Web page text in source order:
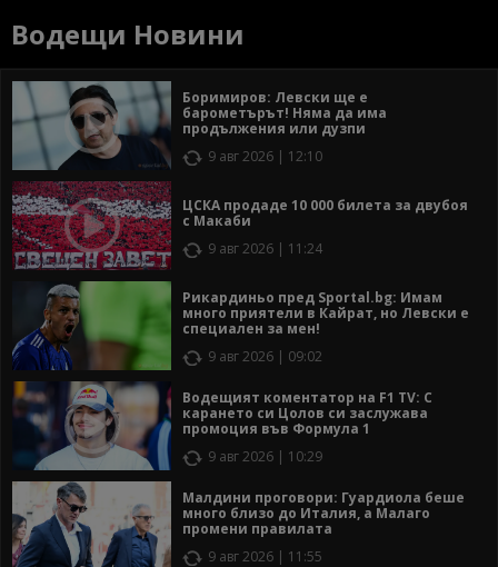
Водещи Новини
Боримиров: Левски ще е
барометърът! Няма да има
продължения или дузпи
9 авг 2026 | 12:10
ЦСКА продаде 10 000 билета за двубоя
с Макаби
9 авг 2026 | 11:24
Рикардиньо пред Sportal.bg: Имам
много приятели в Кайрат, но Левски е
специален за мен!
9 авг 2026 | 09:02
Водещият коментатор на F1 TV: С
карането си Цолов си заслужава
промоция във Формула 1
9 авг 2026 | 10:29
Малдини проговори: Гуардиола беше
много близо до Италия, а Малаго
промени правилата
9 авг 2026 | 11:55